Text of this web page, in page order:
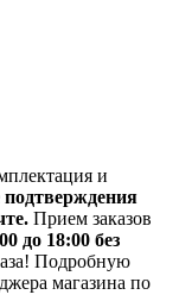
и
подтверждения
Прием заказов
до 18:00 без
Подробную
магазина по